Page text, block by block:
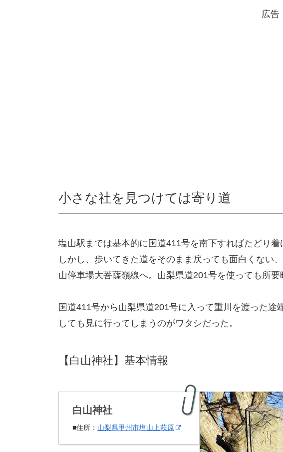
広告
小さな社を見つけては寄り道
塩山駅までは基本的に国道411号を南下すればたどり着
しかし、歩いてきた道をそのまま戻っても面白くない
山停車場大菩薩嶺線へ。山梨県道201号を使っても所要
国道411号から山梨県道201号に入って重川を渡った
しても見に行ってしまうのがワタシだった。
【白山神社】基本情報
白山神社
■住所： 山梨県甲州市塩山上萩原